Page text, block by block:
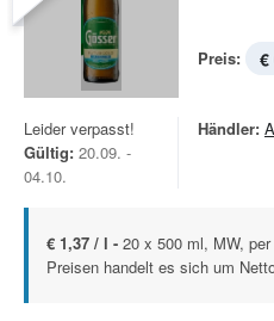
Preis: €
Leider verpasst!
Gültig: 20.09. -
04.10.
Händler:
€ 1,37 / l - 20 x 500 ml, MW,
Preisen handelt es sich um